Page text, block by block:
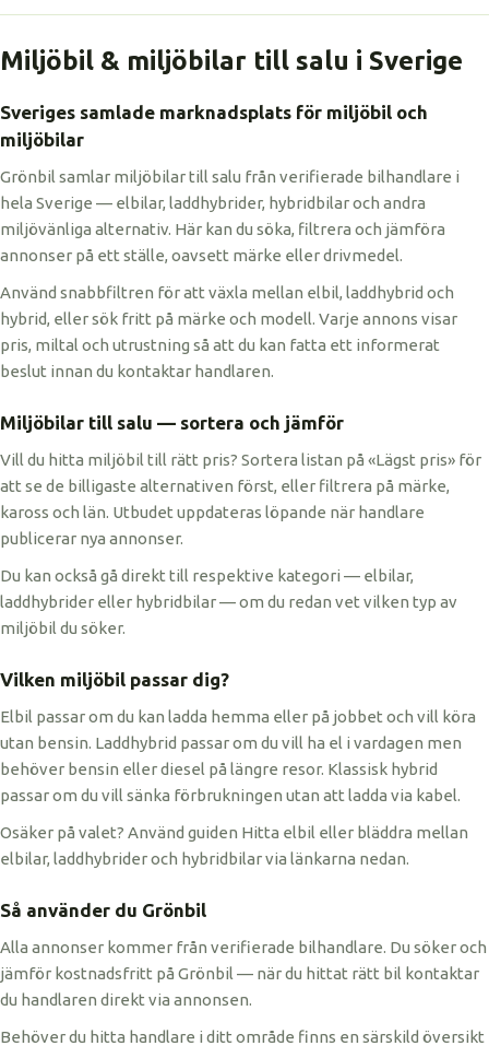
Miljöbil & miljöbilar till salu i Sverige
Sveriges samlade marknadsplats för miljöbil och
miljöbilar
Grönbil samlar miljöbilar till salu från verifierade bilhandlare i
hela Sverige — elbilar, laddhybrider, hybridbilar och andra
miljövänliga alternativ. Här kan du söka, filtrera och jämföra
annonser på ett ställe, oavsett märke eller drivmedel.
Använd snabbfiltren för att växla mellan elbil, laddhybrid och
hybrid, eller sök fritt på märke och modell. Varje annons visar
pris, miltal och utrustning så att du kan fatta ett informerat
beslut innan du kontaktar handlaren.
Miljöbilar till salu — sortera och jämför
Vill du hitta miljöbil till rätt pris? Sortera listan på «Lägst pris» för
att se de billigaste alternativen först, eller filtrera på märke,
kaross och län. Utbudet uppdateras löpande när handlare
publicerar nya annonser.
Du kan också gå direkt till respektive kategori — elbilar,
laddhybrider eller hybridbilar — om du redan vet vilken typ av
miljöbil du söker.
Vilken miljöbil passar dig?
Elbil passar om du kan ladda hemma eller på jobbet och vill köra
utan bensin. Laddhybrid passar om du vill ha el i vardagen men
behöver bensin eller diesel på längre resor. Klassisk hybrid
passar om du vill sänka förbrukningen utan att ladda via kabel.
Osäker på valet? Använd guiden Hitta elbil eller bläddra mellan
elbilar, laddhybrider och hybridbilar via länkarna nedan.
Så använder du Grönbil
Alla annonser kommer från verifierade bilhandlare. Du söker och
jämför kostnadsfritt på Grönbil — när du hittat rätt bil kontaktar
du handlaren direkt via annonsen.
Behöver du hitta handlare i ditt område finns en särskild översikt